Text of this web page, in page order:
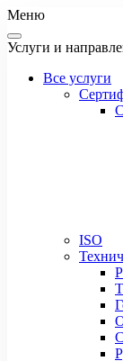
Меню
Услуги и
Все услуги
ISO